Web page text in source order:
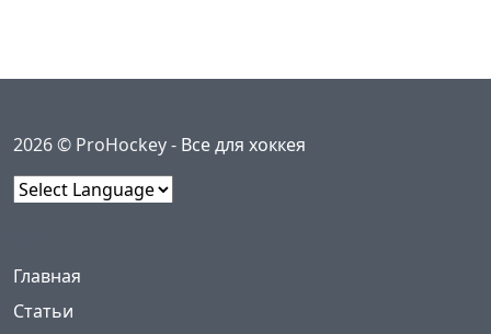
2026 © ProHockey - Все для хоккея
Главная
Статьи